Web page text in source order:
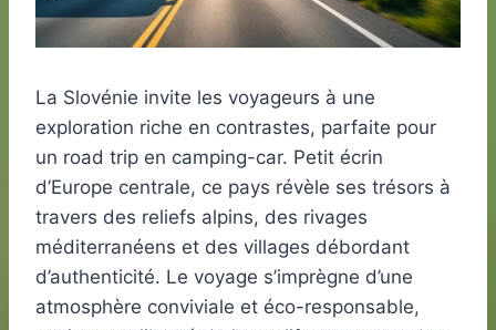
La Slovénie invite les voyageurs à une
exploration riche en contrastes, parfaite pour
un road trip en camping-car. Petit écrin
d’Europe centrale, ce pays révèle ses trésors à
travers des reliefs alpins, des rivages
méditerranéens et des villages débordant
d’authenticité. Le voyage s’imprègne d’une
atmosphère conviviale et éco-responsable,